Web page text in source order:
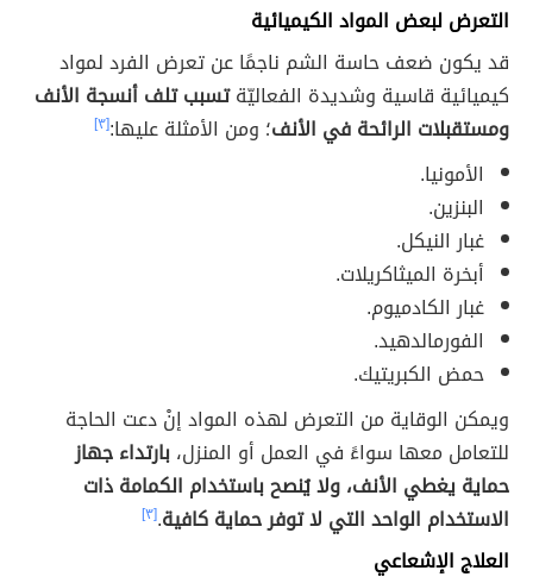
التعرض لبعض المواد الكيميائية
قد يكون ضعف حاسة الشم ناجمًا عن تعرض الفرد لمواد
كيميائية قاسية وشديدة الفعاليّةتسبب تلف أنسجة الأنف
ومستقبلات الرائحة في الأنف؛ ومن الأمثلة عليها:[٣]
الأمونيا.
البنزين.
غبار النيكل.
أبخرة الميثاكريلات.
غبار الكادميوم.
الفورمالدهيد.
حمض الكبريتيك.
ويمكن الوقاية من التعرض لهذه المواد إنْ دعت الحاجة
للتعامل معها سواءً في العمل أو المنزل،بارتداء جهاز
حماية يغطي الأنف، ولا يُنصح باستخدام الكمامة ذات
الاستخدام الواحد التي لا توفر حماية كافية.[٣]
العلاج الإشعاعي